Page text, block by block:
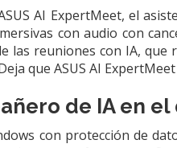
AI ExpertMeet, el
con audio con
las reuniones con IA,
que ASUS AI
de IA en el
con protección de